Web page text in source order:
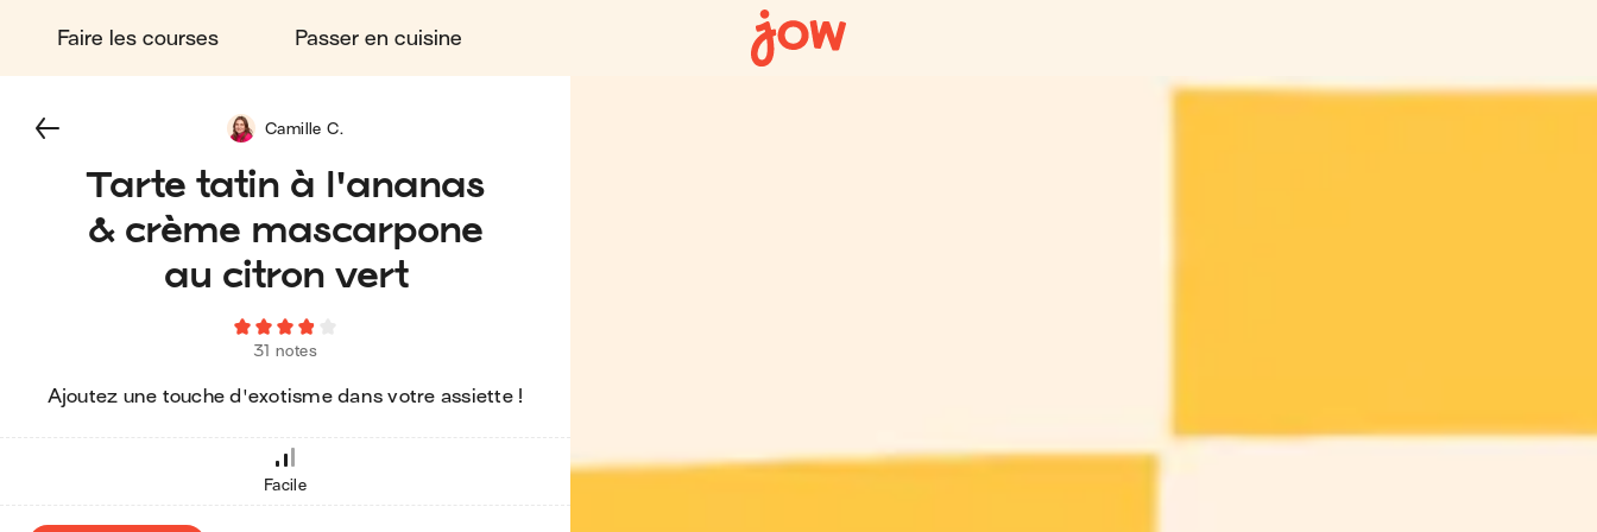
Faire les courses Passer en cuisine
Tarte tatin à l'ananas
& crème mascarpone
au citron vert
31 notes
Ajoutez une touche d'exotisme dans votre assiette !
Camille C.
Facile